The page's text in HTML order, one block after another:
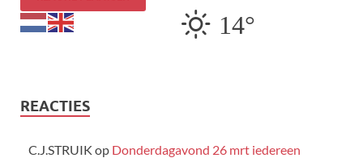
14°
REACTIES
C.J.STRUIK op Donderdagavond 26 mrt iedereen